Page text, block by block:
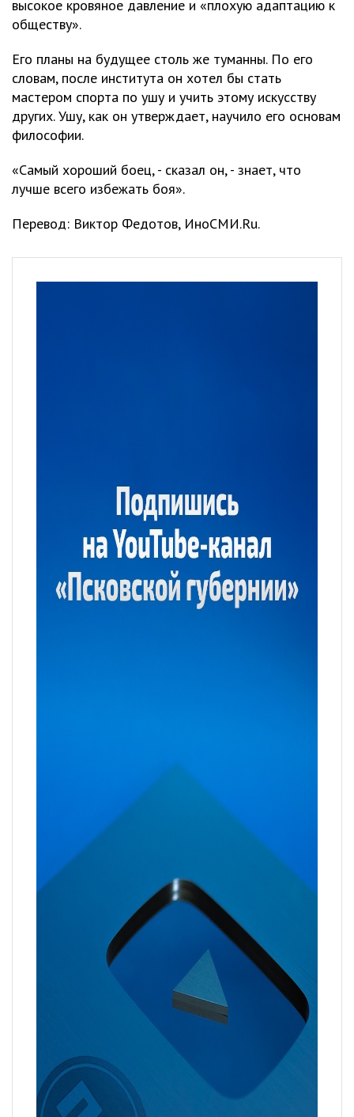
высокое кровяное давление и «плохую адаптацию к
обществу».
Его планы на будущее столь же туманны. По его
словам, после института он хотел бы стать
мастером спорта по ушу и учить этому искусству
других. Ушу, как он утверждает, научило его основам
философии.
«Самый хороший боец, - сказал он, - знает, что
лучше всего избежать боя».
Перевод: Виктор Федотов, ИноСМИ.Ru.